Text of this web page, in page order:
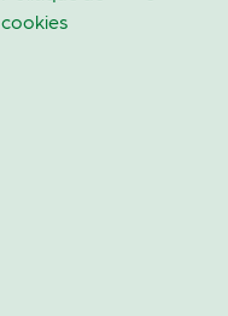
cookies